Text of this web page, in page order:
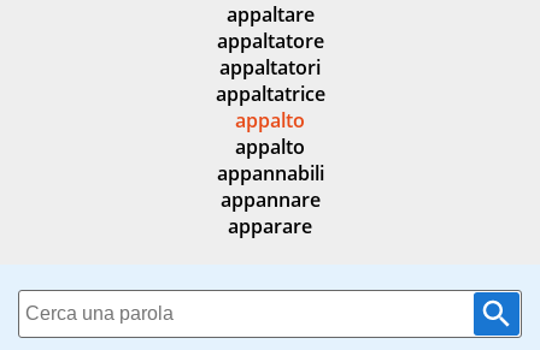
appaltare
appaltatore
appaltatori
appaltatrice
appalto
appalto
appannabili
appannare
apparare